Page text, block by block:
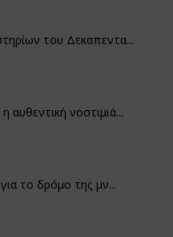
του Δεκαπεντα...
αυθεντική νοστιμιά...
για το δρόμο της μν...